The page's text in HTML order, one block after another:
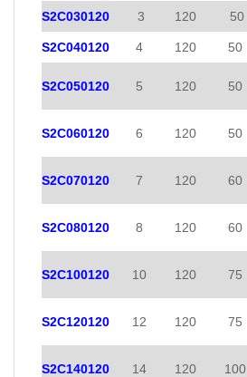
S2C030120 3 120 50
S2C040120 4 120 50
S2C050120 5 120 50
S2C060120 6 120 50
S2C070120 7 120 60
S2C080120 8 120 60
S2C100120 10 120 75
S2C120120 12 120 75
S2C140120 14 120 100